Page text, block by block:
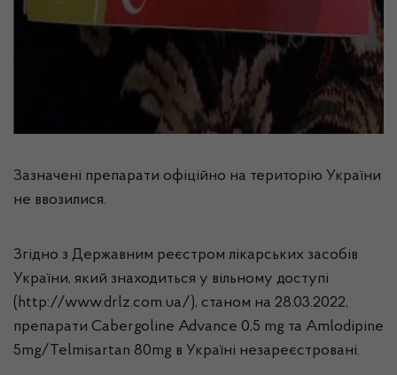
Зазначені препарати офіційно на територію України
не ввозилися.
Згідно з Державним реєстром лікарських засобів
України, який знаходиться у вільному доступі
(http://www.drlz.com.ua/), станом на 28.03.2022,
препарати Cabergoline Advance 0,5 mg та Amlodipine
5mg/Telmisartan 80mg в Україні незареєстровані.